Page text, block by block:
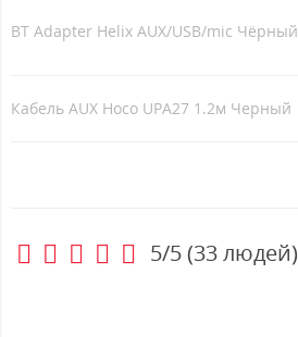
BT Adapter Helix AUX/USB/mic Чёрный
Кабель AUX Hoco UPA27 1.2м Черный
5/5(33людей)